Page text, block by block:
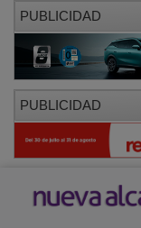
PUBLICIDAD
PUBLICIDAD